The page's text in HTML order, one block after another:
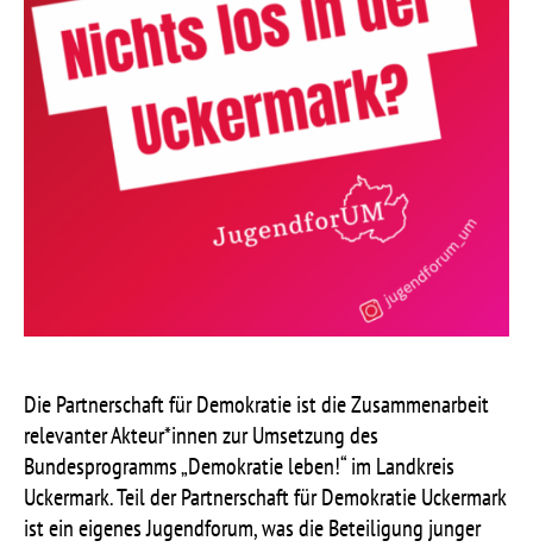
Die Partnerschaft für Demokratie ist die Zusammenarbeit
relevanter Akteur*innen zur Umsetzung des
Bundesprogramms „Demokratie leben!“ im Landkreis
Uckermark. Teil der Partnerschaft für Demokratie Uckermark
ist ein eigenes Jugendforum, was die Beteiligung junger